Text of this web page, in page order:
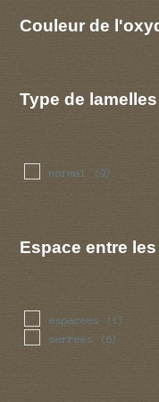
Couleur de
Type de lamelles
normal (9)
Espace entre
espacees (1)
serrees (6)